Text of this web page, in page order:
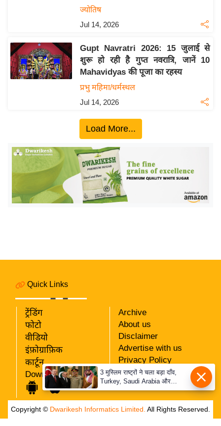
ग
इं
डि
या
ग
त
ऑ
व
ली
वु
ज्योतिष
Jul 14, 2026
Gupt Navratri 2026: 15 जुलाई से
शुरू हो रही है गुप्त नवरात्रि, जानें 10
Mahavidyas की पूजा का रहस्य
प्रभु महिमा/धर्मस्थल
Jul 14, 2026
Load More...
Quick Links
ट्रेंडिंग
फोटो
वीडियो
इंफ़ोग्राफ़िक
कार्टून
Download App
Archive
About us
Disclaimer
Advertise with us
Privacy Policy
RSS
Our Team
Copyright © Dwarikesh Informatics Limited. All Rights Reserved.
3 मुस्लिम राष्ट्रों ने चला बड़ा दाँव,
Turkey, Saudi Arabia और
Pakistan के बीच Defence Pact
से दुनिया हैरान